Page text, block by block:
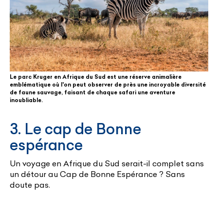
Le parc Kruger en Afrique du Sud est une réserve animalière
emblématique où l'on peut observer de près une incroyable diversité
de faune sauvage, faisant de chaque safari une aventure
inoubliable.
3. Le cap de Bonne
espérance
Un voyage en Afrique du Sud serait-il complet sans
un détour au Cap de Bonne Espérance ? Sans
doute pas.